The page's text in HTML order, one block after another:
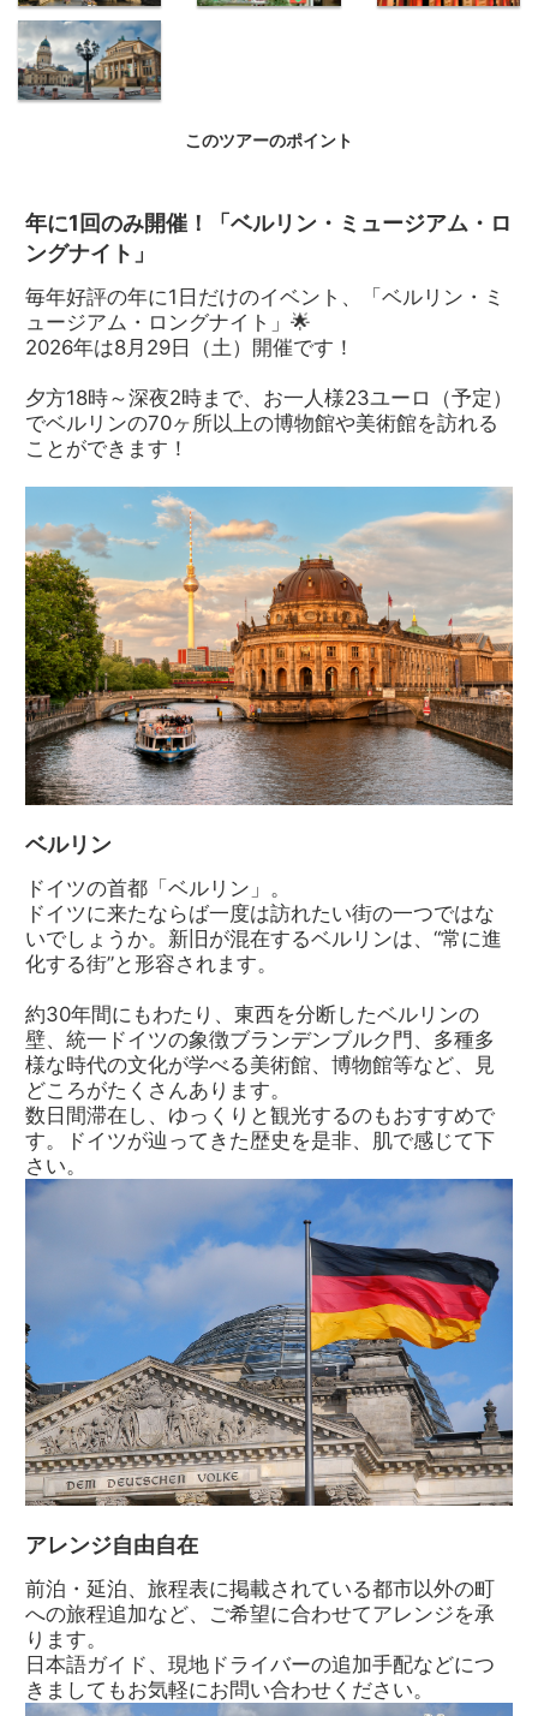
世界遺産の博
物館島とテレ
このツアーのポイント
年に1回のみ開催！「ベルリン・ミュージアム・ロ
ングナイト」
毎年好評の年に1日だけのイベント、「ベルリン・ミ
ュージアム・ロングナイト」🌟
2026年は8月29日（土）開催です！
夕方18時～深夜2時まで、お一人様23ユーロ（予定）
でベルリンの70ヶ所以上の博物館や美術館を訪れる
ことができます！
ベルリン
ドイツの首都「ベルリン」。
ドイツに来たならば一度は訪れたい街の一つではな
いでしょうか。新旧が混在するベルリンは、“常に進
化する街”と形容されます。
約30年間にもわたり、東西を分断したベルリンの
壁、統一ドイツの象徴ブランデンブルク門、多種多
様な時代の文化が学べる美術館、博物館等など、見
どころがたくさんあります。
数日間滞在し、ゆっくりと観光するのもおすすめで
す。ドイツが辿ってきた歴史を是非、肌で感じて下
さい。
アレンジ自由自在
前泊・延泊、旅程表に掲載されている都市以外の町
への旅程追加など、ご希望に合わせてアレンジを承
ります。
日本語ガイド、現地ドライバーの追加手配などにつ
きましてもお気軽にお問い合わせください。